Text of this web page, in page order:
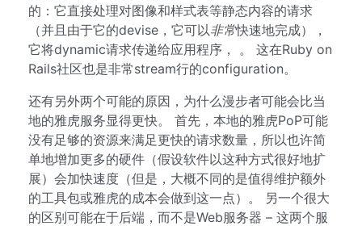
的：它直接处理对图像和样式表等静态内容的请求
（并且由于它的devise，它可以非常快速地完成），
它将dynamic请求传递给应用程序， 。 这在Ruby on
Rails社区也是非常stream行的configuration。
还有另外两个可能的原因，为什么漫步者可能会比当
地的雅虎服务显得更快。 首先，本地的雅虎PoP可能
没有足够的资源来满足更快的请求数量，所以也许简
单地增加更多的硬件（假设软件以这种方式很好地扩
展）会加快速度（但是，大概不同的是值得维护额外
的工具包或雅虎的成本会做到这一点）。 另一个很大
的区别可能在于后端，而不是Web服务器 – 这两个服